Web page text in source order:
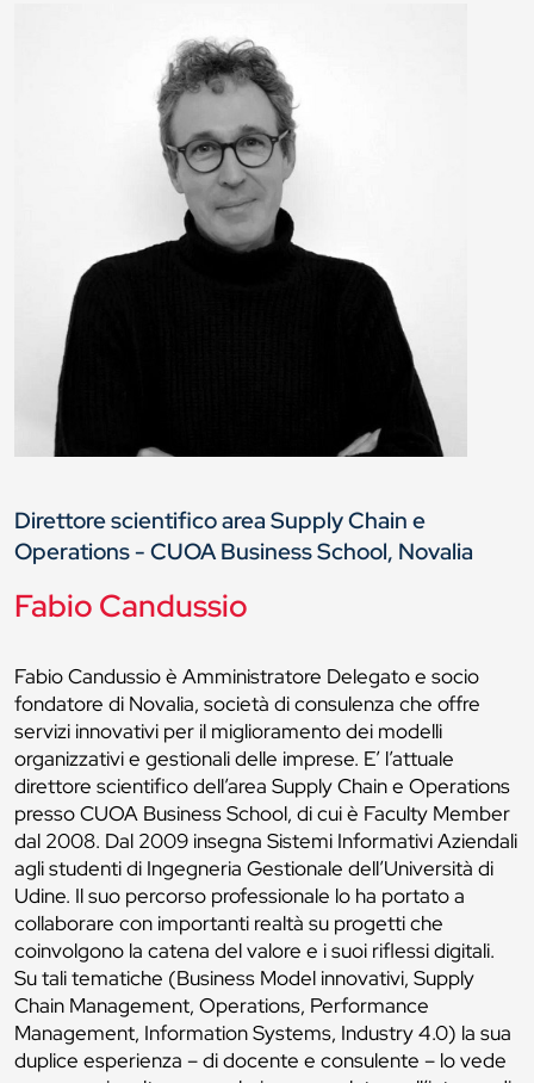
Direttore scientifico area Supply Chain e
Operations - CUOA Business School, Novalia
Fabio Candussio
Fabio Candussio è Amministratore Delegato e socio
fondatore di Novalia, società di consulenza che offre
servizi innovativi per il miglioramento dei modelli
organizzativi e gestionali delle imprese. E’ l’attuale
direttore scientifico dell’area Supply Chain e Operations
presso CUOA Business School, di cui è Faculty Member
dal 2008. Dal 2009 insegna Sistemi Informativi Aziendali
agli studenti di Ingegneria Gestionale dell’Università di
Udine. Il suo percorso professionale lo ha portato a
collaborare con importanti realtà su progetti che
coinvolgono la catena del valore e i suoi riflessi digitali.
Su tali tematiche (Business Model innovativi, Supply
Chain Management, Operations, Performance
Management, Information Systems, Industry 4.0) la sua
duplice esperienza – di docente e consulente – lo vede